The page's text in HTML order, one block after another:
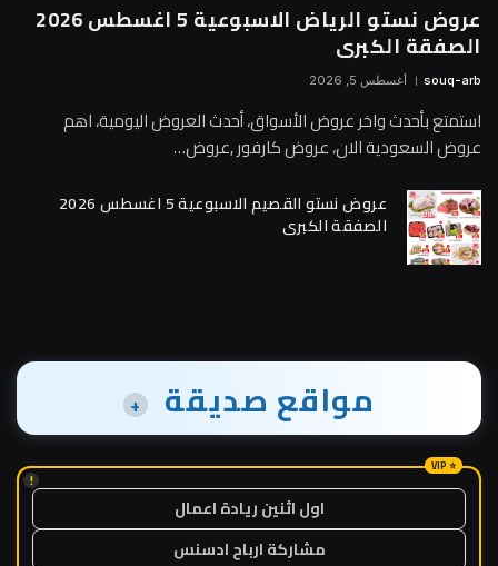
عروض نستو الرياض الاسبوعية 5 اغسطس 2026
الصفقة الكبرى
souq-arb أغسطس 5, 2026
استمتع بأحدث واخر عروض الأسواق، أحدث العروض اليومية، اهم
عروض السعودية الان، عروض كارفور ,عروض…
عروض نستو القصيم الاسبوعية 5 اغسطس 2026
الصفقة الكبرى
مواقع صديقة +
!
اول اثنين ريادة اعمال
مشاركة ارباح ادسنس